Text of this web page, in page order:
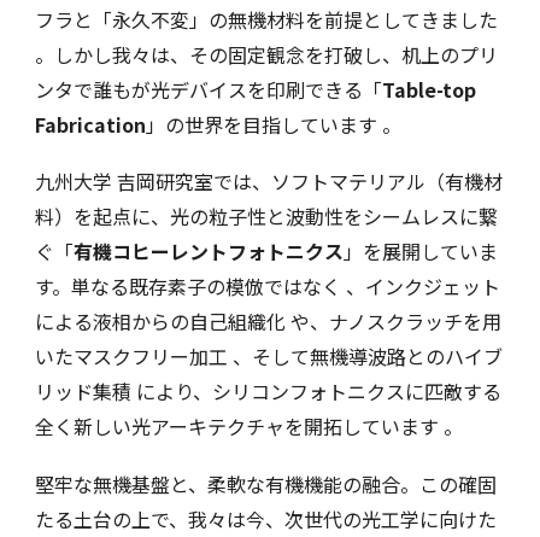
フラと「永久不変」の無機材料を前提としてきました
。しかし我々は、その固定観念を打破し、机上のプリ
ンタで誰もが光デバイスを印刷できる「Table-top
Fabrication 」の世界を目指しています 。
九州大学 吉岡研究室では、ソフトマテリアル（有機材
料）を起点に、光の粒子性と波動性をシームレスに繋
ぐ「有機コヒーレントフォトニクス」を展開していま
す。単なる既存素子の模倣ではなく 、インクジェット
による液相からの自己組織化 や、ナノスクラッチを用
いたマスクフリー加工 、そして無機導波路とのハイブ
リッド集積 により、シリコンフォトニクスに匹敵する
全く新しい光アーキテクチャを開拓しています 。
堅牢な無機基盤と、柔軟な有機機能の融合。この確固
たる土台の上で、我々は今、次世代の光工学に向けた